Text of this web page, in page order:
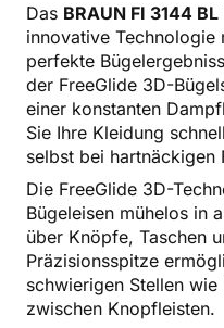
Das BRAUN FI 3144
innovative
perfekte
der FreeGlide 3D-
einer konstanten
Sie Ihre Kleidung
selbst bei hartnäckigen
Die FreeGlide 3D-
Bügeleisen mühelos in
über Knöpfe, Taschen
Präzisionsspitze
schwierigen Stellen
zwischen Knopfleisten.